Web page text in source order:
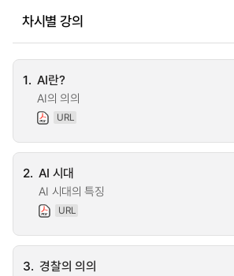
차시별 강의
1. AI란?
AI의 의의
URL
2. AI 시대
AI 시대의 특징
URL
3. 경찰의 의의